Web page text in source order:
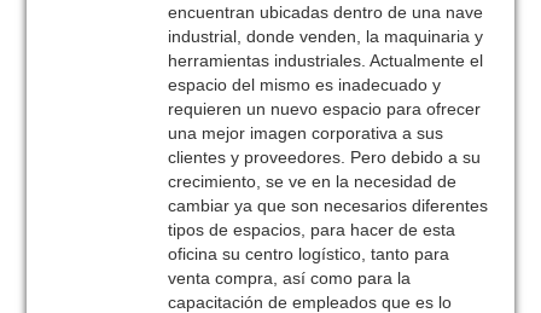
encuentran ubicadas dentro de una nave
industrial, donde venden, la maquinaria y
herramientas industriales. Actualmente el
espacio del mismo es inadecuado y
requieren un nuevo espacio para ofrecer
una mejor imagen corporativa a sus
clientes y proveedores. Pero debido a su
crecimiento, se ve en la necesidad de
cambiar ya que son necesarios diferentes
tipos de espacios, para hacer de esta
oficina su centro logístico, tanto para
venta compra, así como para la
capacitación de empleados que es lo